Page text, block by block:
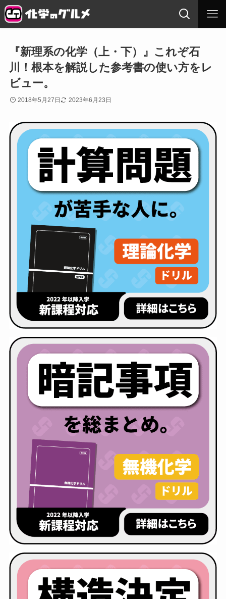
『新理系の化学（上・下）』これぞ石
川！根本を解説した参考書の使い方をレ
ビュー。
2018年5月27日 2023年6月23日